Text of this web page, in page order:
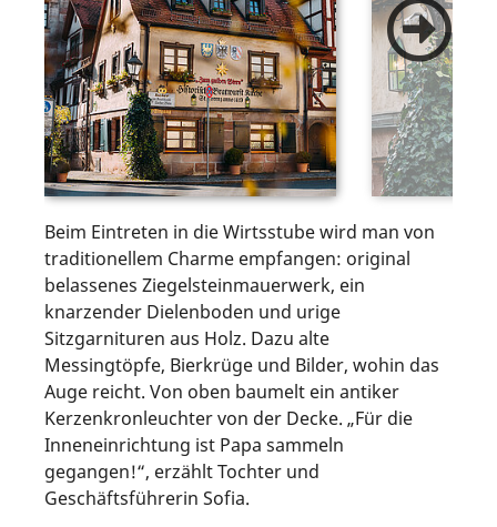
Beim Eintreten in die Wirtsstube wird man von
traditionellem Charme empfangen: original
belassenes Ziegelsteinmauerwerk, ein
knarzender Dielenboden und urige
Sitzgarnituren aus Holz. Dazu alte
Messingtöpfe, Bierkrüge und Bilder, wohin das
Auge reicht. Von oben baumelt ein antiker
Kerzenkronleuchter von der Decke. „Für die
Inneneinrichtung ist Papa sammeln
gegangen!“, erzählt Tochter und
Geschäftsführerin Sofia.